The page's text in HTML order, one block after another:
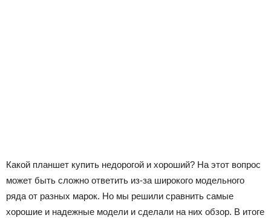
Какой планшет купить недорогой и хороший? На этот вопрос
может быть сложно ответить из-за широкого модельного
ряда от разных марок. Но мы решили сравнить самые
хорошие и надежные модели и сделали на них обзор. В итоге